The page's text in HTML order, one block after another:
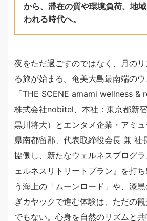
から、滞在の質や環境負荷、地
われる時代へ。
夜をただ過ごすのではなく、月の
る旅が始まる。奄美大島最南端の
「THE SCENE amami wellness &
株式会社nobitel、本社：東京都新
黒川将大）とエンタメ企業・アミ
県南都留郡、代表取締役会長 兼 社
協働し、新たなウェルネスプログ
ェルネスリトリートプラン』を打
う海上の「ムーンロード」や、漆
ぎカヤックで進む体験は、ただの
でもない。心身を自然のリズムと